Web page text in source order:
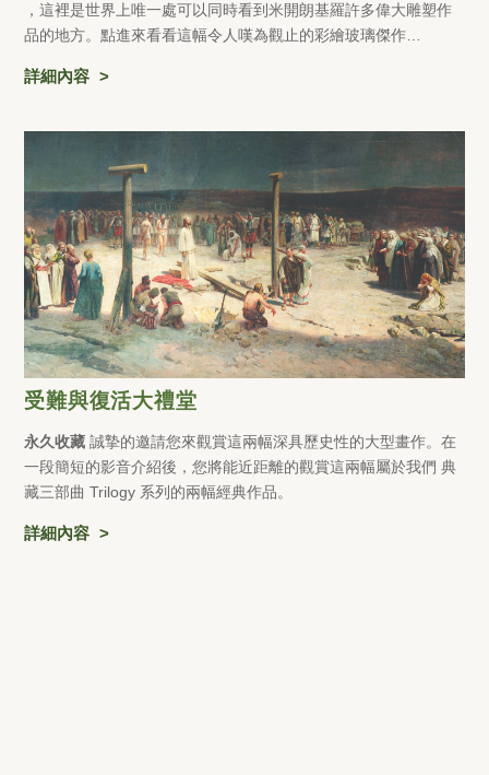
，這裡是世界上唯一處可以同時看到米開朗基羅許多偉大雕塑作
品的地方。點進來看看這幅令人嘆為觀止的彩繪玻璃傑作…
詳細內容
受難與復活大禮堂
永久收藏 誠摯的邀請您來觀賞這兩幅深具歷史性的大型畫作。在
一段簡短的影音介紹後，您將能近距離的觀賞這兩幅屬於我們 典
藏三部曲 Trilogy 系列的兩幅經典作品。
詳細內容